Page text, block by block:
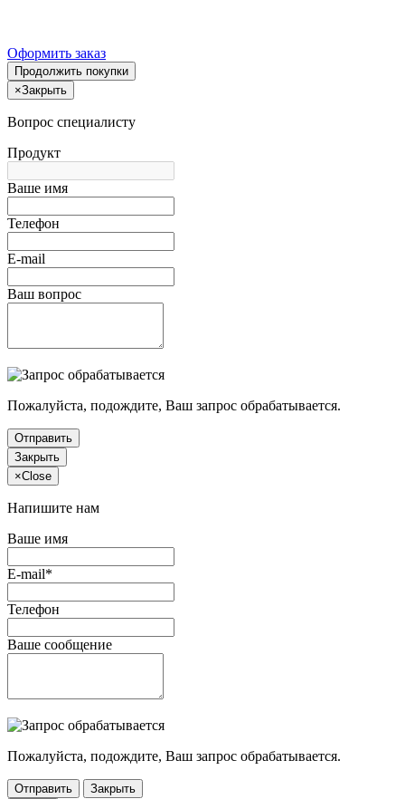
Оформить заказ
Продолжить покупки
×Закрыть
Вопрос специалисту
Продукт
Ваше имя
Телефон
E-mail
Ваш вопрос
Пожалуйста, подождите, Ваш запрос обрабатывается.
Отправить
Закрыть
×Close
Напишите нам
Ваше имя
E-mail*
Телефон
Ваше сообщение
Пожалуйста, подождите, Ваш запрос обрабатывается.
Отправить
Закрыть